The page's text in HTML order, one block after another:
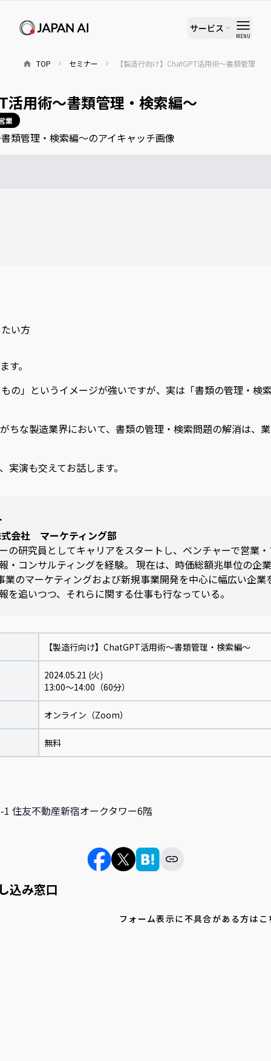
サービス
MENU
TOP セミナー 【製造行向け】ChatGPT活用術〜書類管理・
用術〜書類管理・検索編〜
業
い方
す。
の」というイメージが強いですが、実は「書類の管理・検
ちな製造業界において、書類の管理・検索問題の解消は、
演も交えてお話します。
式会社 マーケティング部
の研究員としてキャリアをスタートし、ベンチャーで営業
・コンサルティングを経験。 現在は、時価総額兆単位の企
業のマーケティングおよび新規事業開発を中心に幅広い企
を追いつつ、それらに関する仕事も行なっている。
【製造行向け】ChatGPT活用術〜書類管理・検索編〜
2024.05.21 (火)
13:00～14:00（60分）
オンライン（Zoom）
無料
住友不動産新宿オークタワー6階
込み窓口
フォーム表示に不具合がある方はこ